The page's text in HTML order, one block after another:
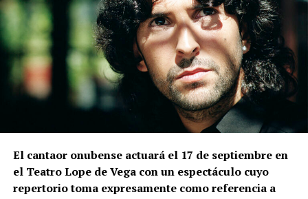
zona elevada de La Mota.
Las excavaciones realizadas en el sector nororiental
de la Alcazaba son especialmente relevantes para
comprender la relación entre muralla y topografía.
Bellido señala que los constructores aprovecharon
expresamente el desnivel del cerro de La Mota.
parte superior levantaron la muralla y, en una
posición inferior, unaestructura ataludada que
inicialmente servía como refuerzo o contrafuerte y
que posteriormente adquirió función de antemuro o
El cantaor onubense actuará el 17 de septiembre en
el Teatro Lope de Vega con un espectáculo cuyo
repertorio toma expresamente como referencia a